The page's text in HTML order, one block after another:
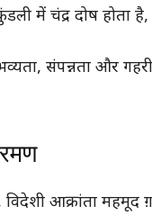
में चंद्र दोष होता
संपन्नता और
विदेशी आक्रांता